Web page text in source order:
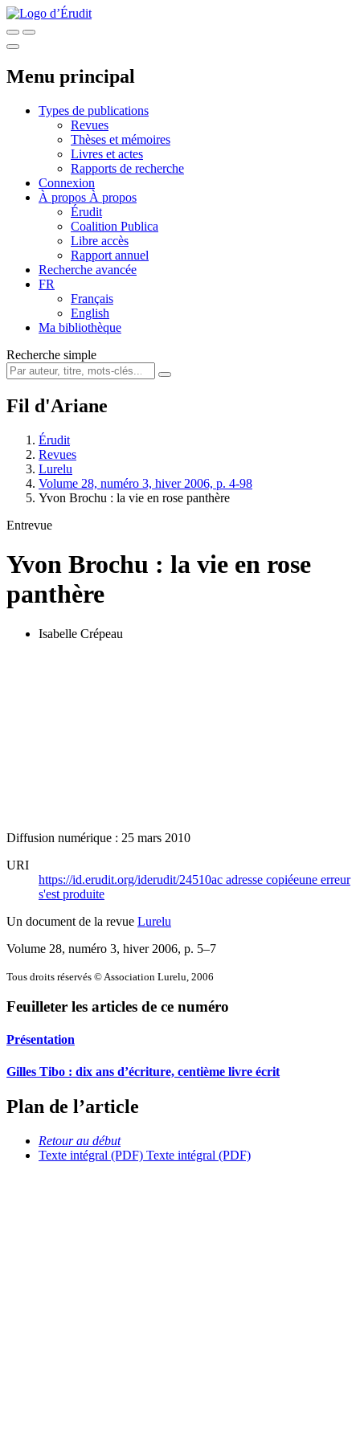
Menu principal
Types de publications
Revues
Thèses et mémoires
Livres et actes
Rapports de recherche
Connexion
À propos À propos
Érudit
Coalition Publica
Libre accès
Rapport annuel
Recherche avancée
FR
Français
English
Ma bibliothèque
Recherche simple
Fil d'Ariane
Érudit
Revues
Lurelu
Volume 28, numéro 3, hiver 2006, p. 4-98
Yvon Brochu : la vie en rose panthère
Entrevue
Yvon Brochu : la vie en rose
panthère
Isabelle Crépeau
Diffusion numérique : 25 mars 2010
URI
https://id.erudit.org/iderudit/24510ac adresse copiéeune erreur
s'est produite
Un document de la revue Lurelu
Volume 28, numéro 3, hiver 2006, p. 5–7
Tous droits réservés © Association Lurelu, 2006
Feuilleter les articles de ce numéro
Présentation
Gilles Tibo : dix ans d’écriture, centième livre écrit
Plan de l’article
Retour au début
Texte intégral (PDF) Texte intégral (PDF)